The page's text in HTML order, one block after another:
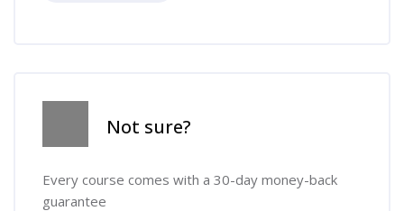
Not sure?
Every course comes with a 30-day money-back
guarantee